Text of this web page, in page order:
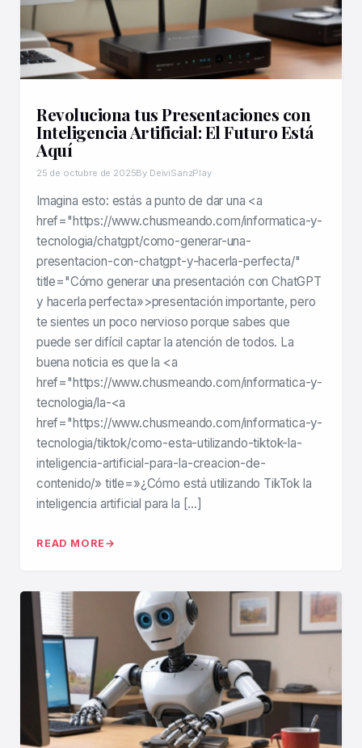
Revoluciona tus Presentaciones con
Inteligencia Artificial: El Futuro Está
Aquí
25 de octubre de 2025By DeiviSanzPlay
Imagina esto: estás a punto de dar una <a
href="https://www.chusmeando.com/informatica-y-
tecnologia/chatgpt/como-generar-una-
presentacion-con-chatgpt-y-hacerla-perfecta/"
title="Cómo generar una presentación con ChatGPT
y hacerla perfecta»>presentación importante, pero
te sientes un poco nervioso porque sabes que
puede ser difícil captar la atención de todos. La
buena noticia es que la <a
href="https://www.chusmeando.com/informatica-y-
tecnologia/la-<a
href="https://www.chusmeando.com/informatica-y-
tecnologia/tiktok/como-esta-utilizando-tiktok-la-
inteligencia-artificial-para-la-creacion-de-
contenido/» title=»¿Cómo está utilizando TikTok la
inteligencia artificial para la […]
READ MORE